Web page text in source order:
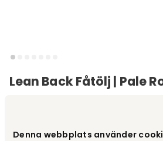
Denna webbplats använder
Lean Back Fåtölj | Pale
Välj färgPale Rose | Teak